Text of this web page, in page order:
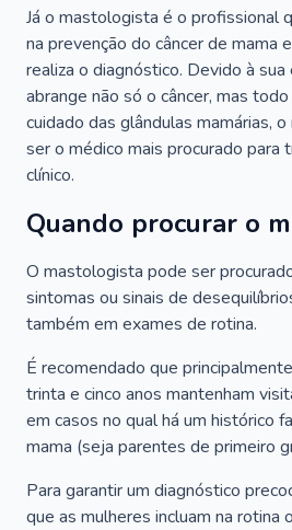
Já o mastologista é o profissional
na prevenção do câncer de mama
realiza o diagnóstico. Devido à
abrange não só o câncer, mas
cuidado das glândulas mamárias,
ser o médico mais procurado para
clínico.
Quando procurar o
O mastologista pode ser
sintomas ou sinais de
também em exames de rotina.
É recomendado que
trinta e cinco anos mantenham
em casos no qual há um histórico
mama (seja parentes de primeiro
Para garantir um diagnóstico
que as mulheres incluam na rotina